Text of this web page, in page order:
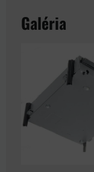
Galéria